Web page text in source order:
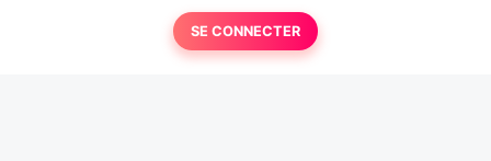
SE CONNECTER